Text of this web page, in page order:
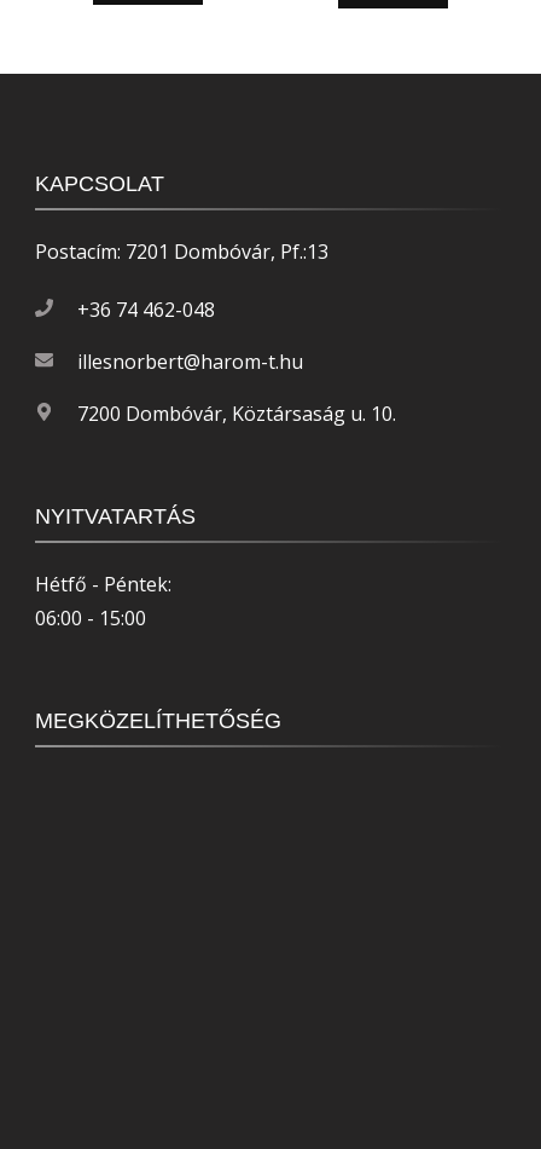
KAPCSOLAT
Postacím: 7201 Dombóvár, Pf.:13
+36 74 462-048
illesnorbert@harom-t.hu
7200 Dombóvár, Köztársaság u. 10.
NYITVATARTÁS
Hétfő - Péntek:
06:00 - 15:00
MEGKÖZELÍTHETŐSÉG